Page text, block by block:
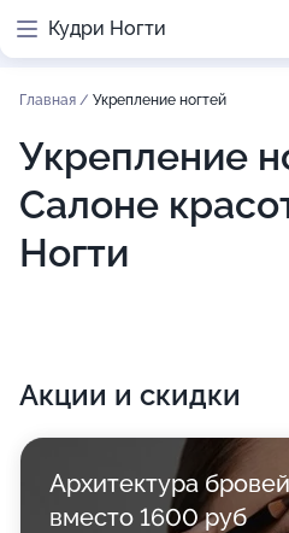
Кудри Ногти
Главная / Укрепление ногтей
Укрепление
Салоне
Ногти
Акции и скидки
Архитектура
вместо 1600 руб